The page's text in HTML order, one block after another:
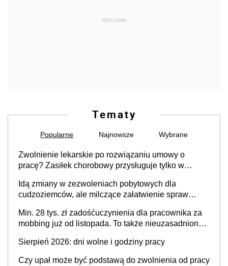
REKLAMA
Tematy
Popularne Najnowsze Wybrane
Zwolnienie lekarskie po rozwiązaniu umowy o
pracę? Zasiłek chorobowy przysługuje tylko w
stosunku pracy
Idą zmiany w zezwoleniach pobytowych dla
cudzoziemców, ale milczące załatwienie spraw
Min. 28 tys. zł zadośćuczynienia dla pracownika za
mobbing już od listopada. To także nieuzasadniona
Sierpień 2026: dni wolne i godziny pracy
Czy upał może być podstawą do zwolnienia od pracy